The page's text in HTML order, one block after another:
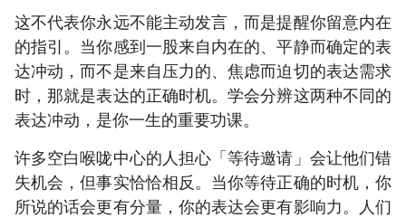
这不代表你永远不能主动发言，而是提醒你留意内在
的指引。当你感到一股来自内在的、平静而确定的表
达冲动，而不是来自压力的、焦虑而迫切的表达需求
时，那就是表达的正确时机。学会分辨这两种不同的
表达冲动，是你一生的重要功课。
许多空白喉咙中心的人担心「等待邀请」会让他们错
失机会，但事实恰恰相反。当你等待正确的时机，你
所说的话会更有分量，你的表达会更有影响力。人们